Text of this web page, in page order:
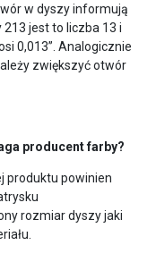
w dyszy informują
jest to liczba 13 i
0,013”. Analogicznie
zwiększyć otwór
producent farby?
produktu powinien
rozmiar dyszy jaki